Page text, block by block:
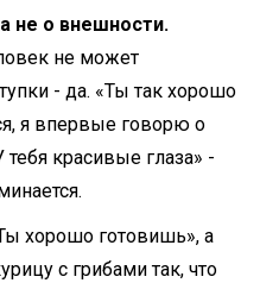
не о внешности.
не может
- да. «Ты так хорошо
я впервые говорю о
тебя красивые глаза» -
хорошо готовишь», а
с грибами так, что